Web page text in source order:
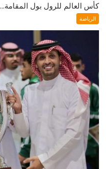
كأس العالم للرول بول المقامة...
الرياضة